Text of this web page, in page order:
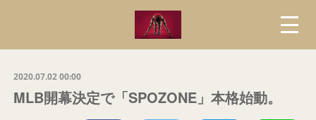
2020.07.02 00:00
MLB開幕決定で「SPOZONE」本格始動。